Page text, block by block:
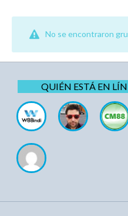
No se encontraron
QUIÉN ESTÁ EN